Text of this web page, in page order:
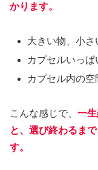
かります。
大きい物、小さ
カプセルいっ
カプセル内の
こんな感じで、 一
と、選び終わるま
す。